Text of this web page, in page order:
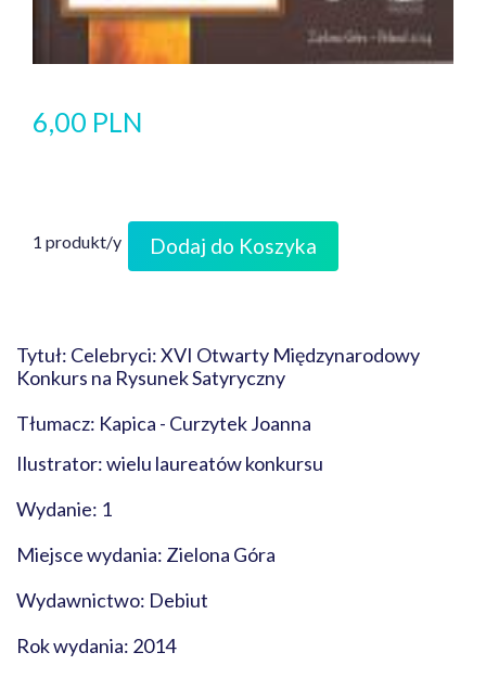
6,00 PLN
1 produkt/y Dodaj do Koszyka
Tytuł: Celebryci: XVI Otwarty Międzynarodowy
Konkurs na Rysunek Satyryczny
Tłumacz: Kapica - Curzytek Joanna
Ilustrator: wielu laureatów konkursu
Wydanie: 1
Miejsce wydania: Zielona Góra
Wydawnictwo: Debiut
Rok wydania: 2014